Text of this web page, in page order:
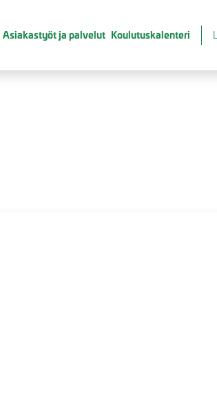
Asiakastyöt ja palvelut Koulutuskalenteri